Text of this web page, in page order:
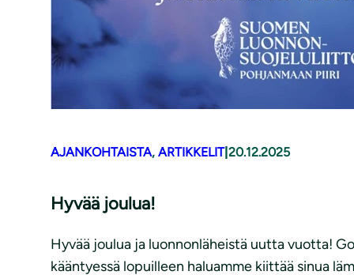
AJANKOHTAISTA, ARTIKKELIT| 20.12.2025
Hyvää joulua!
Hyvää joulua ja luonnonläheistä uutta vuotta!
kääntyessä lopuilleen haluamme kiittää sinua